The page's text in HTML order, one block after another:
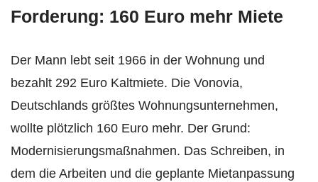
Forderung: 160 Euro mehr Miete
Der Mann lebt seit 1966 in der Wohnung und
bezahlt 292 Euro Kaltmiete. Die Vonovia,
Deutschlands größtes Wohnungsunternehmen,
wollte plötzlich 160 Euro mehr. Der Grund:
Modernisierungsmaßnahmen. Das Schreiben, in
dem die Arbeiten und die geplante Mietanpassung